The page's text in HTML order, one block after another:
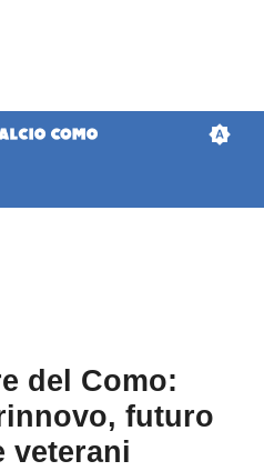
del Como:
futuro
veterani